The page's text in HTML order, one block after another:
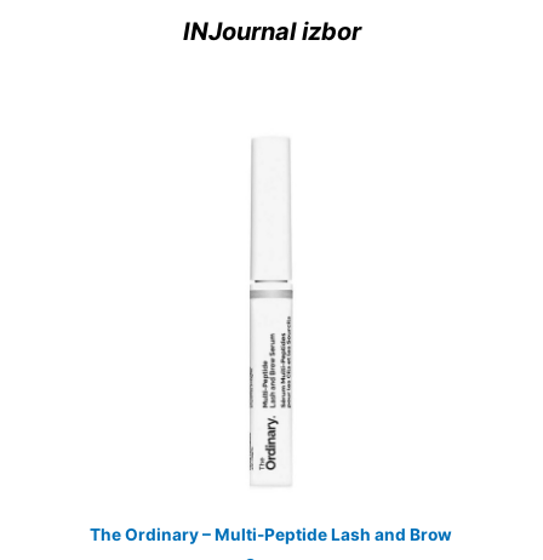
INJournal izbor
The Ordinary – Multi-Peptide Lash and Brow